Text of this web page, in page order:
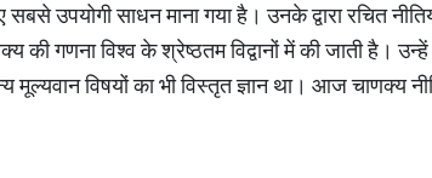
उपयोगी साधन माना गया है। उनके द्वारा रचित
गणना विश्व के श्रेष्ठतम विद्वानों में की जाती है।
मूल्यवान विषयों का भी विस्तृत ज्ञान था। आज चाणक्य